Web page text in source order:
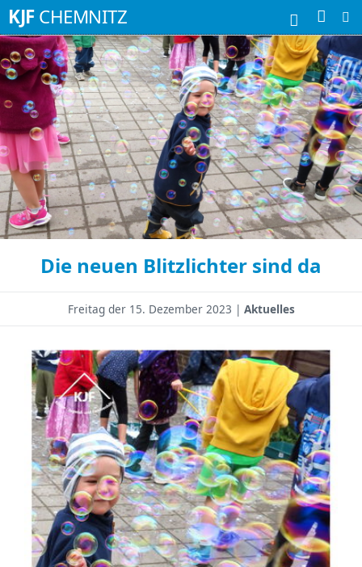
KJF CHEMNITZ Suchbegriffe
Die neuen Blitzlichter sind da
Freitag der 15. Dezember 2023 | Aktuelles